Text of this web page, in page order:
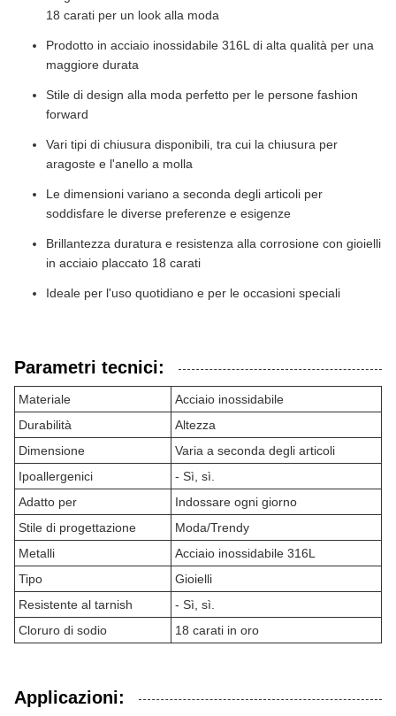
18 carati per un look alla moda
Prodotto in acciaio inossidabile 316L di alta qualità per una
maggiore durata
Stile di design alla moda perfetto per le persone fashion
forward
Vari tipi di chiusura disponibili, tra cui la chiusura per
aragoste e l'anello a molla
Le dimensioni variano a seconda degli articoli per
soddisfare le diverse preferenze e esigenze
Brillantezza duratura e resistenza alla corrosione con gioielli
in acciaio placcato 18 carati
Ideale per l'uso quotidiano e per le occasioni speciali
Parametri tecnici:
Materiale
Acciaio inossidabile
Durabilità
Altezza
Dimensione
Varia a seconda degli articoli
Ipoallergenici
- Sì, sì.
Adatto per
Indossare ogni giorno
Stile di progettazione
Moda/Trendy
Metalli
Acciaio inossidabile 316L
Tipo
Gioielli
Resistente al tarnish
- Sì, sì.
Cloruro di sodio
18 carati in oro
Applicazioni: